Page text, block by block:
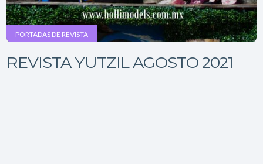
PORTADAS DE REVISTA
REVISTA YUTZIL AGOSTO 2021